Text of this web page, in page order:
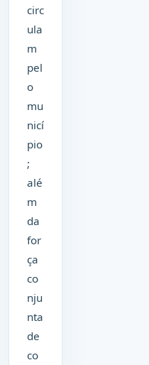
circ
ula
m
pel
o
mu
nicí
pio
;
alé
m
da
for
ça
co
nju
nta
de
co